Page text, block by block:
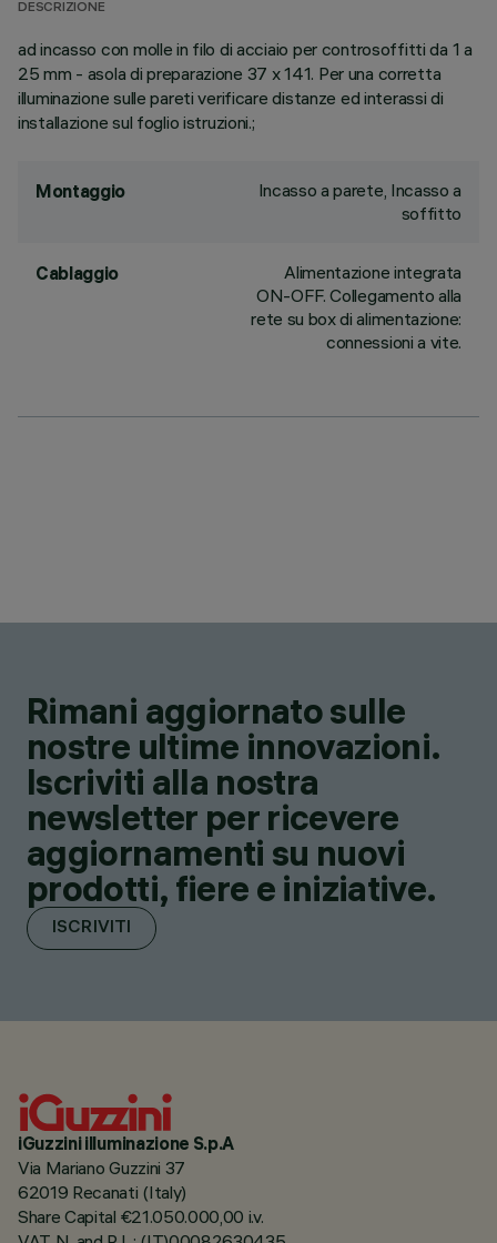
DESCRIZIONE
ad incasso con molle in filo di acciaio per controsoffitti da 1 a
25 mm - asola di preparazione 37 x 141. Per una corretta
illuminazione sulle pareti verificare distanze ed interassi di
installazione sul foglio istruzioni.;
Montaggio
Incasso a parete, Incasso a
soffitto
Cablaggio
Alimentazione integrata
ON-OFF. Collegamento alla
rete su box di alimentazione:
connessioni a vite.
Rimani aggiornato sulle
nostre ultime innovazioni.
Iscriviti alla nostra
newsletter per ricevere
aggiornamenti su nuovi
prodotti, fiere e iniziative.
ISCRIVITI
iGuzzini illuminazione S.p.A
Via Mariano Guzzini 37
62019 Recanati (Italy)
Share Capital €21.050.000,00 i.v.